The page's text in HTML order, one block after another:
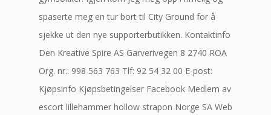
spaserte meg en tur bort til City Ground for å
sjekke ut den nye supporterbutikken. Kontaktinfo
Den Kreative Spire AS Garverivegen 8 2740 ROA
Org. nr.: 998 563 763 Tlf: 92 54 32 00 E-post:
Kjøpsinfo Kjøpsbetingelser Facebook Medlem av
escort lillehammer hollow strapon Norge SA Web